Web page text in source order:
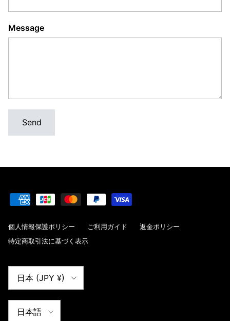
Message
Send
個人情報保護ポリシー ご利用ガイド
返金ポリシー
特定商取引法に基づく表示
日本 (JPY ¥)
日本語